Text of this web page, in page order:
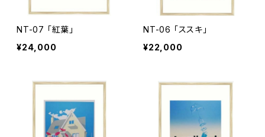
NT-07 「紅葉」
¥24,000
NT-06 「ススキ」
¥22,000